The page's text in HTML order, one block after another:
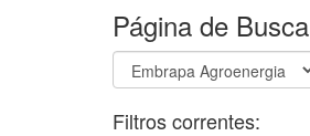
Página de Busca
Filtros correntes: